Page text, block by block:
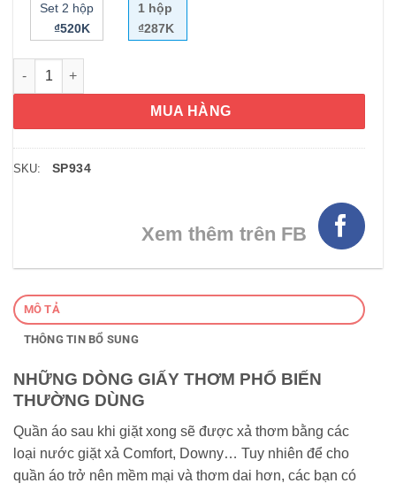
Set 2 hộp
₫520K
1 hộp
₫287K
Giấy thơm quần áo mùi Việt Kiều Bounce 160 tờ số lượng
MUA HÀNG
SKU: SP934
Xem thêm trên FB
MÔ TẢ
THÔNG TIN BỔ SUNG
NHỮNG DÒNG GIẤY THƠM PHỔ BIẾN
THƯỜNG DÙNG
Quần áo sau khi giặt xong sẽ được xả thơm bằng các
loại nước giặt xả Comfort, Downy… Tuy nhiên để cho
quần áo trở nên mềm mại và thơm dai hơn, các bạn có